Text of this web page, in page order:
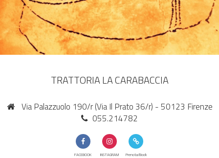
TRATTORIA LA CARABACCIA
Via Palazzuolo 190/r (Via Il Prato 36/r) - 50123 Firenze
055.214782
FACEBOOK INSTAGRAM Prenota/Book